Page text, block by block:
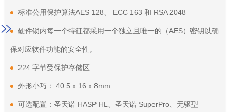
标准公用保护算法AES 128、 ECC 163 和 RSA 2048
硬件锁内每一个特征都采用一个独立且唯一的（AES）密钥以确
保对应软件功能的安全性。
224 字节受保护存储区
外形小巧： 40.5 x 16 x 8mm
可选配置：圣天诺 HASP HL、圣天诺 SuperPro、无驱型